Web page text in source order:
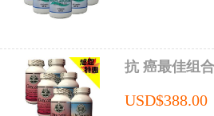
抗 癌最佳组
USD$388.00